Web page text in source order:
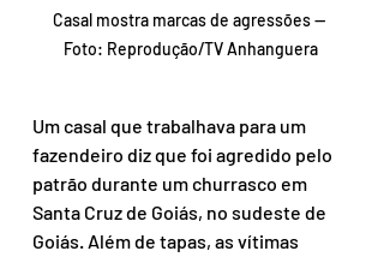
Casal mostra marcas de agressões —
Foto: Reprodução/TV Anhanguera
Um casal que trabalhava para um
fazendeiro diz que foi agredido pelo
patrão durante um churrasco em
Santa Cruz de Goiás, no sudeste de
Goiás. Além de tapas, as vítimas